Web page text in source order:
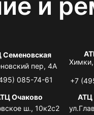
Семеновская
пер, 4А
085-74-61
+7
Очаково
ш., 10к2с2
АТЦ